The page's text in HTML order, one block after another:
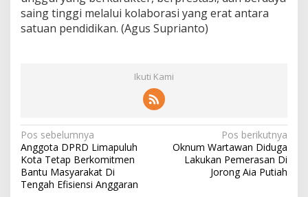
saing tinggi melalui kolaborasi yang erat antara
satuan pendidikan. (Agus Suprianto)
Ikuti Kami
N
a
v
Pos sebelumnya
Anggota DPRD Limapuluh
Kota Tetap Berkomitmen
Bantu Masyarakat Di
Tengah Efisiensi Anggaran
Pos berikutnya
Oknum Wartawan Diduga
Lakukan Pemerasan Di
Jorong Aia Putiah